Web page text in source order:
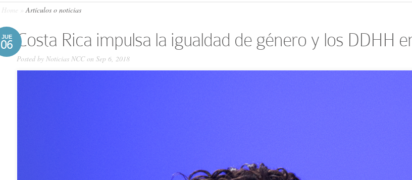
Home Artículos o noticias
JUE
06 Costa Rica impulsa la igualdad de género y los DDHH
Posted by Noticias NCCon Sep 6, 2018